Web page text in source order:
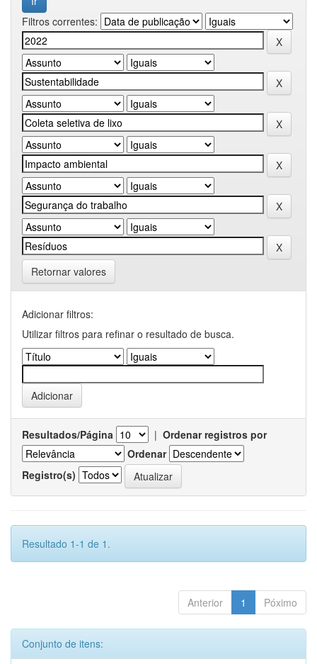
Filtros correntes:
Retornar valores
Adicionar filtros:
Utilizar filtros para refinar o resultado de busca.
Resultados/Página | Ordenar registros por
Ordenar
Registro(s)
Resultado 1-1 de 1.
Anterior 1 Póximo
Conjunto de itens: